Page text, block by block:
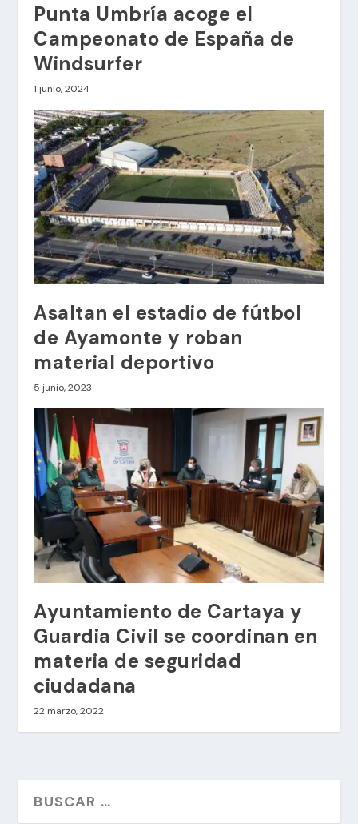
Punta Umbría acoge el
Campeonato de España de
Windsurfer
1 junio, 2024
Asaltan el estadio de fútbol
de Ayamonte y roban
material deportivo
5 junio, 2023
Ayuntamiento de Cartaya y
Guardia Civil se coordinan en
materia de seguridad
ciudadana
22 marzo, 2022